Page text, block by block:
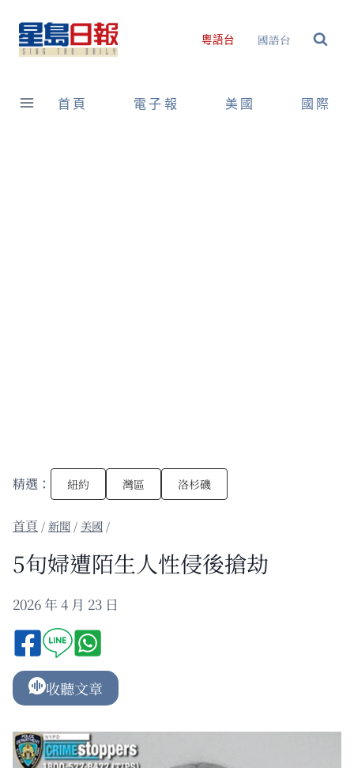
content
粵語台 國語台
首頁 電子報 美國 國際
精選： 紐約 灣區 洛杉磯
/新聞 / 美國 /
5旬婦遭陌生人性侵後搶劫
2026 年 4 月 23 日
收聽文章